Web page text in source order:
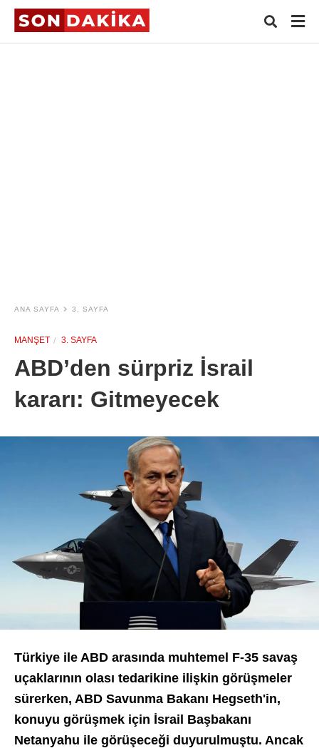
ANA SAYFA 3. SAYFA
MANŞET 3. SAYFA
ABD’den sürpriz İsrail
kararı: Gitmeyecek
Türkiye ile ABD arasında muhtemel F-35 savaş
uçaklarının olası tedarikine ilişkin görüşmeler
sürerken, ABD Savunma Bakanı Hegseth'in,
konuyu görüşmek için İsrail Başbakanı
Netanyahu ile görüşeceği duyurulmuştu. Ancak